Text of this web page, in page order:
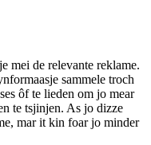
mei de relevante reklame.
sammele troch
ôf te lieden om jo mear
te tsjinjen. As jo ​​dizze
mar it kin foar jo minder